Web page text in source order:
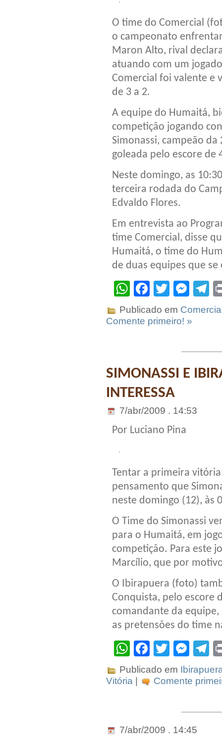
O time do Comercial
o campeonato
Maron Alto, rival
atuando com um
Comercial foi valente e
de 3 a 2.
A equipe do Humaitá,
competição jogando
Simonassi, campeão
goleada pelo escore de
Neste domingo, as
terceira rodada do
Edvaldo Flores.
Em entrevista ao
time Comercial, disse
Humaitá, o time do
de duas equipes que
WhatsApp
Facebook
Twitter
Publicado em
Comente primeiro! »
SIMONASSI E
INTERESSA
7/abr/2009 . 14:53
Por Luciano Pina
Tentar a primeira
pensamento que
neste domingo (12), às
O Time do Simonassi
para o Humaitá, em
competição. Para este
Marcílio, que por
O Ibirapuera (foto)
Conquista, pelo escore
comandante da
as pretensões do time
WhatsApp
Facebook
Twitter
Publicado em
Vitória
Comente
7/abr/2009 . 14:45